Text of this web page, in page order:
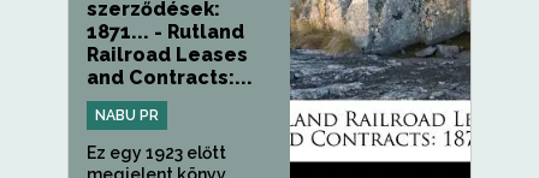
szerződések:
1871... - Rutland
Railroad Leases
and Contracts:...
NABU PR
Ez egy 1923 előtt